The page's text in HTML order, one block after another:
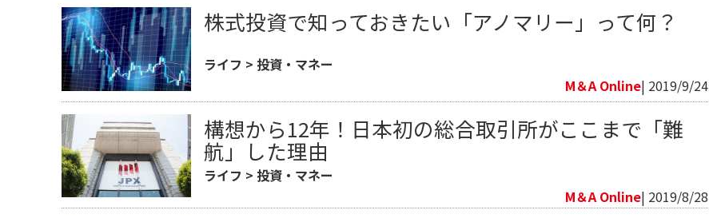
株式投資で知っておきたい「アノマリー」って何？
ライフ > 投資・マネー
M＆A Online| 2019/9/24
構想から12年！日本初の総合取引所がここまで「難
航」した理由
ライフ > 投資・マネー
M＆A Online| 2019/8/28